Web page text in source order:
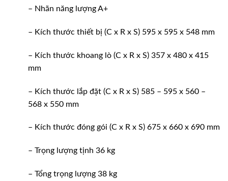
– Nhãn năng lượng A+
– Kích thước thiết bị (C x R x S) 595 x 595 x 548 mm
– Kích thước khoang lò (C x R x S) 357 x 480 x 415
mm
– Kích thước lắp đặt (C x R x S) 585 – 595 x 560 –
568 x 550 mm
– Kích thước đóng gói (C x R x S) 675 x 660 x 690 mm
– Trọng lượng tịnh 36 kg
– Tổng trọng lượng 38 kg